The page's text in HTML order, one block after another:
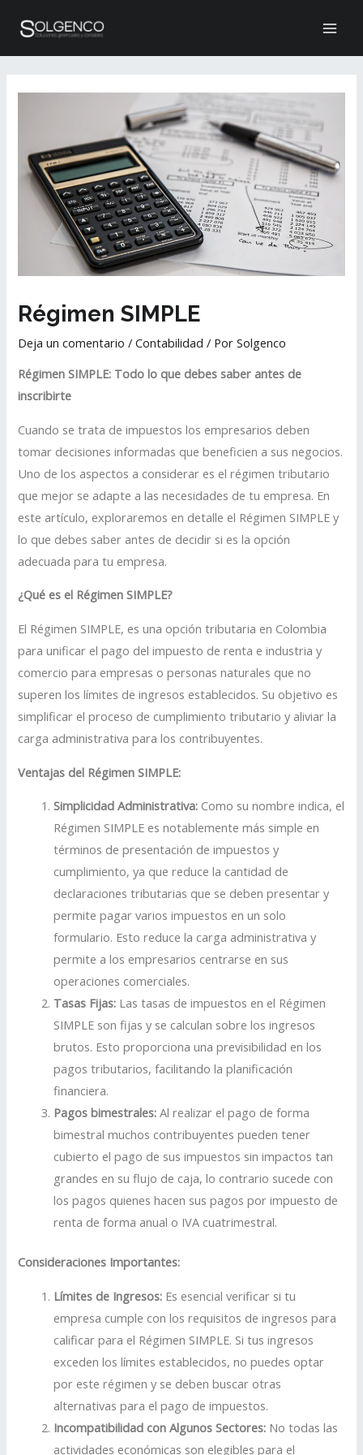
contenido
Régimen SIMPLE
Deja un comentario /Contabilidad / PorSolgenco
Régimen SIMPLE: Todo lo que debes saber antes de
inscribirte
Cuando se trata de impuestos los empresarios deben
tomar decisiones informadas que beneficien a sus negocios.
Uno de los aspectos a considerar es el régimen tributario
que mejor se adapte a las necesidades de tu empresa. En
este artículo, exploraremos en detalle el Régimen SIMPLE y
lo que debes saber antes de decidir si es la opción
adecuada para tu empresa.
¿Qué es el Régimen SIMPLE?
El Régimen SIMPLE, es una opción tributaria en Colombia
para unificar el pago del impuesto de renta e industria y
comercio para empresas o personas naturales que no
superen los límites de ingresos establecidos. Su objetivo es
simplificar el proceso de cumplimiento tributario y aliviar la
carga administrativa para los contribuyentes.
Ventajas del Régimen SIMPLE:
Simplicidad Administrativa: Como su nombre indica, el
Régimen SIMPLE es notablemente más simple en
términos de presentación de impuestos y
cumplimiento, ya que reduce la cantidad de
declaraciones tributarias que se deben presentar y
permite pagar varios impuestos en un solo
formulario. Esto reduce la carga administrativa y
permite a los empresarios centrarse en sus
operaciones comerciales.
Tasas Fijas: Las tasas de impuestos en el Régimen
SIMPLE son fijas y se calculan sobre los ingresos
brutos. Esto proporciona una previsibilidad en los
pagos tributarios, facilitando la planificación
financiera.
Pagos bimestrales: Al realizar el pago de forma
bimestral muchos contribuyentes pueden tener
cubierto el pago de sus impuestos sin impactos tan
grandes en su flujo de caja, lo contrario sucede con
los pagos quienes hacen sus pagos por impuesto de
renta de forma anual o IVA cuatrimestral.
Consideraciones Importantes:
Límites de Ingresos: Es esencial verificar si tu
empresa cumple con los requisitos de ingresos para
calificar para el Régimen SIMPLE. Si tus ingresos
exceden los límites establecidos, no puedes optar
por este régimen y se deben buscar otras
alternativas para el pago de impuestos.
Incompatibilidad con Algunos Sectores: No todas las
actividades económicas son elegibles para el